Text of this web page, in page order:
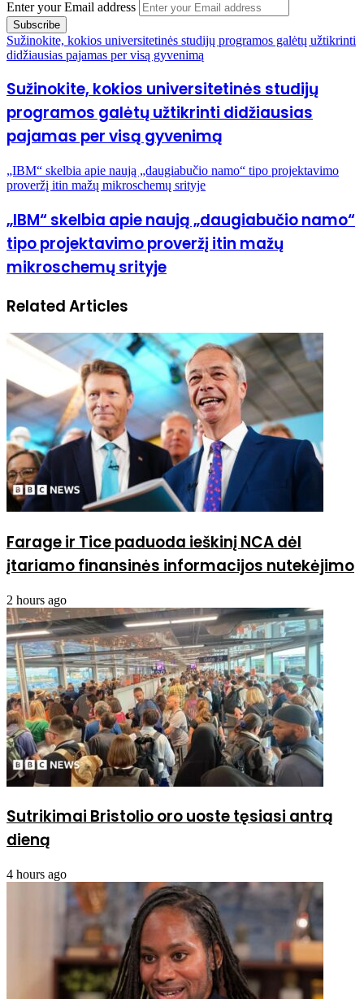
Enter your Email address
Sužinokite, kokios universitetinės studijų programos galėtų užtikrinti
didžiausias pajamas per visą gyvenimą
Sužinokite, kokios universitetinės studijų
programos galėtų užtikrinti didžiausias
pajamas per visą gyvenimą
„IBM“ skelbia apie naują „daugiabučio namo“ tipo projektavimo
proveržį itin mažų mikroschemų srityje
„IBM“ skelbia apie naują „daugiabučio namo“
tipo projektavimo proveržį itin mažų
mikroschemų srityje
Related Articles
Farage ir Tice paduoda ieškinį NCA dėl
įtariamo finansinės informacijos nutekėjimo
2 hours ago
Sutrikimai Bristolio oro uoste tęsiasi antrą
dieną
4 hours ago